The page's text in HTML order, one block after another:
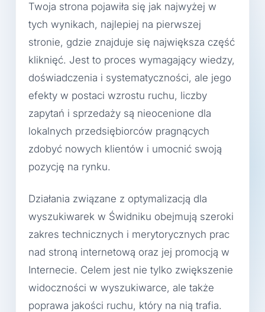
Twoja strona pojawiła się jak najwyżej w
tych wynikach, najlepiej na pierwszej
stronie, gdzie znajduje się największa część
kliknięć. Jest to proces wymagający wiedzy,
doświadczenia i systematyczności, ale jego
efekty w postaci wzrostu ruchu, liczby
zapytań i sprzedaży są nieocenione dla
lokalnych przedsiębiorców pragnących
zdobyć nowych klientów i umocnić swoją
pozycję na rynku.
Działania związane z optymalizacją dla
wyszukiwarek w Świdniku obejmują szeroki
zakres technicznych i merytorycznych prac
nad stroną internetową oraz jej promocją w
Internecie. Celem jest nie tylko zwiększenie
widoczności w wyszukiwarce, ale także
poprawa jakości ruchu, który na nią trafia.